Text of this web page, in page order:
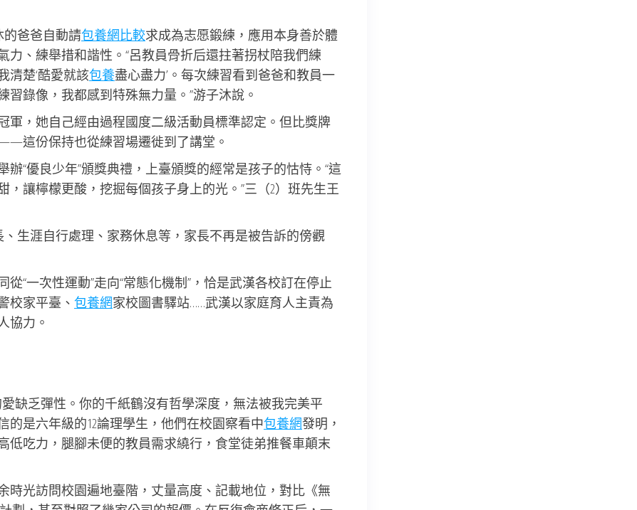
的爸爸自動請包養網比較求成為志愿鍛練，應用本身善於體
、練舉措和諧性。“呂教員骨折后還拄著拐杖陪我們練
清楚‘酷愛就該包養盡心盡力’。每次練習看到爸爸和教員一
錄像，我都感到特殊無力量。”游子沐說。
軍，她自己經由過程國度二級活動員標準認定。但比獎牌
這份保持也從練習場遷徙到了講堂。
“優良少年”頒獎典禮，上臺頒獎的經常是孩子的怙恃。“這
，讓檸檬更酸，挖掘每個孩子身上的光。”三（2）班先生王
、生涯自行處理、家務休息等，家長不再是被告訴的傍觀
“一次性運動”走向“常態化機制”，恰是武漢各校訂在停止
校家平臺、 包養網家校圖書驛站……武漢以家庭育人主責為
協力。
缺乏彈性。你的千紙鶴沒有哲學深度，無法被我完美平
是六年級的12論理學生，他們在校園察看中包養網發明，
吃力，腿腳未便的教員需求繞行，食堂徒弟推餐車顛末
時光訪問校園遍地臺階，丈量高度、記載地位，對比《無